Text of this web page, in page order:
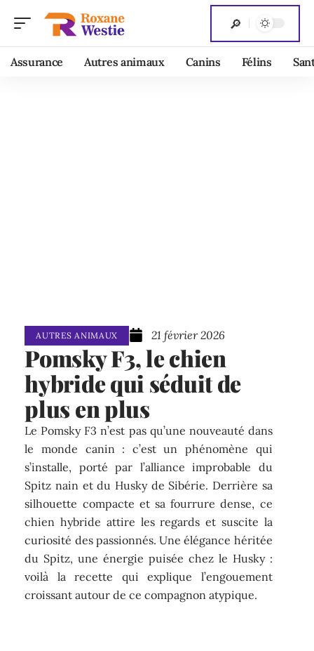
Assurance Autres animaux Canins Félins
AUTRES ANIMAUX 21 février 2026
Pomsky F3, le chien
hybride qui séduit de
plus en plus
Le Pomsky F3 n’est pas qu’une nouveauté dans
le monde canin : c’est un phénomène qui
s’installe, porté par l’alliance improbable du
Spitz nain et du Husky de Sibérie. Derrière sa
silhouette compacte et sa fourrure dense, ce
chien hybride attire les regards et suscite la
curiosité des passionnés. Une élégance héritée
du Spitz, une énergie puisée chez le Husky :
voilà la recette qui explique l’engouement
croissant autour de ce compagnon atypique.